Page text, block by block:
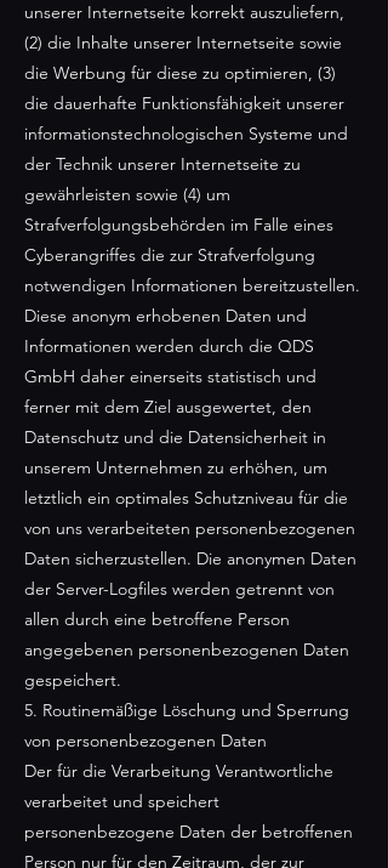
unserer Internetseite korrekt auszuliefern,
(2) die Inhalte unserer Internetseite sowie
die Werbung für diese zu optimieren, (3)
die dauerhafte Funktionsfähigkeit unserer
informationstechnologischen Systeme und
der Technik unserer Internetseite zu
gewährleisten sowie (4) um
Strafverfolgungsbehörden im Falle eines
Cyberangriffes die zur Strafverfolgung
notwendigen Informationen bereitzustellen.
Diese anonym erhobenen Daten und
Informationen werden durch die QDS
GmbH daher einerseits statistisch und
ferner mit dem Ziel ausgewertet, den
Datenschutz und die Datensicherheit in
unserem Unternehmen zu erhöhen, um
letztlich ein optimales Schutzniveau für die
von uns verarbeiteten personenbezogenen
Daten sicherzustellen. Die anonymen Daten
der Server-Logfiles werden getrennt von
allen durch eine betroffene Person
angegebenen personenbezogenen Daten
gespeichert.
5. Routinemäßige Löschung und Sperrung
von personenbezogenen Daten
Der für die Verarbeitung Verantwortliche
verarbeitet und speichert
personenbezogene Daten der betroffenen
Person nur für den Zeitraum, der zur